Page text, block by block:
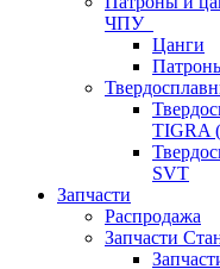
ЧПУ
Цанги
TIGRA
SVT
Запчасти
Распродажа
Запчасти